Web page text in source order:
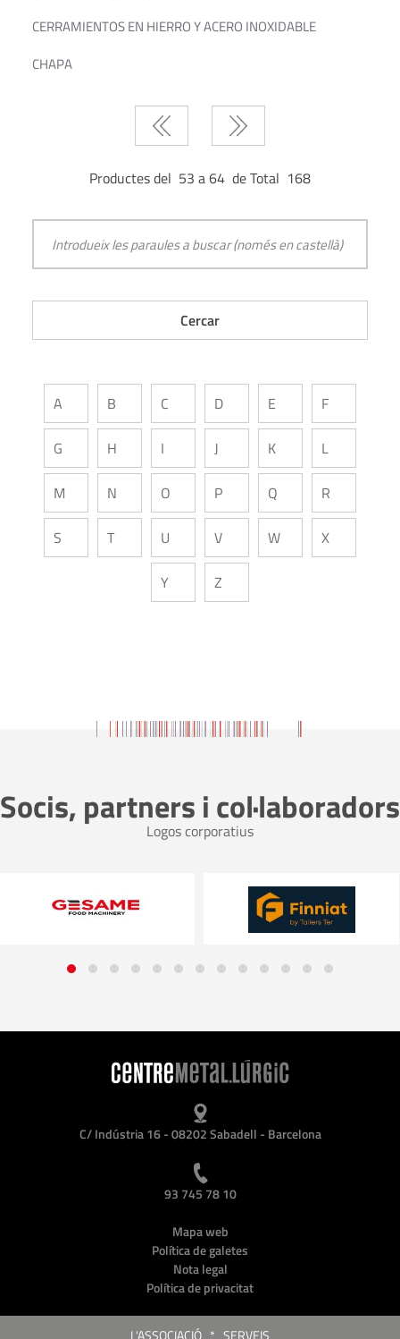
CERRAMIENTOS EN HIERRO Y ACERO INOXIDABLE
CHAPA
Productes del 53 a 64 de Total 168
A B C D E F
G H I J K L
M N O P Q R
S T U V W X
Y Z
Socis, partners i col·laboradors
Logos corporatius
C/ Indústria 16 - 08202 Sabadell - Barcelona
93 745 78 10
Mapa web
Política de galetes
Nota legal
Política de privacitat
L'ASSOCIACIÓ * SERVEIS